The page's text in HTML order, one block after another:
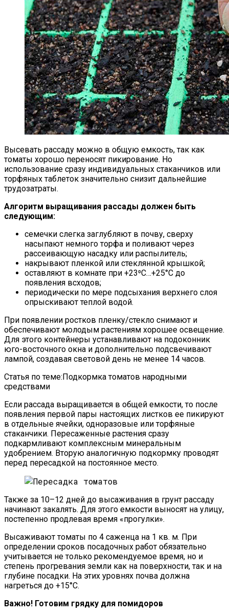
Высевать рассаду можно в общую емкость, так как
томаты хорошо переносят пикирование. Но
использование сразу индивидуальных стаканчиков или
торфяных таблеток значительно снизит дальнейшие
трудозатраты.
Алгоритм выращивания рассады должен быть
следующим:
семечки слегка заглубляют в почву, сверху
насыпают немного торфа и поливают через
рассеивающую насадку или распылитель;
накрывают пленкой или стеклянной крышкой;
оставляют в комнате при +23⁰С…+25°С до
появления всходов;
периодически по мере подсыхания верхнего слоя
опрыскивают теплой водой.
При появлении ростков пленку/стекло снимают и
обеспечивают молодым растениям хорошее освещение.
Для этого контейнеры устанавливают на подоконник
юго-восточного окна и дополнительно подсвечивают
лампой, создавая световой день не менее 14 часов.
Статья по теме:Подкормка томатов народными
средствами
Если рассада выращивается в общей емкости, то после
появления первой пары настоящих листков ее пикируют
в отдельные ячейки, одноразовые или торфяные
стаканчики. Пересаженные растения сразу
подкармливают комплексным минеральным
удобрением. Вторую аналогичную подкормку проводят
перед пересадкой на постоянное место.
Также за 10–12 дней до высаживания в грунт рассаду
начинают закалять. Для этого емкости выносят на улицу,
постепенно продлевая время «прогулки».
Высаживают томаты по 4 саженца на 1 кв. м. При
определении сроков посадочных работ обязательно
учитывается не только рекомендуемое время, но и
степень прогревания земли как на поверхности, так и на
глубине посадки. На этих уровнях почва должна
нагреться до +15°С.
Важно! Готовим грядку для помидоров